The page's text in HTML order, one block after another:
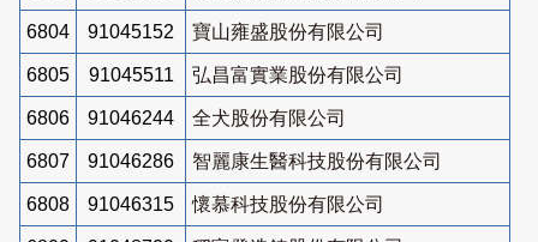
6804 91045152 寶山雍盛股份有限公司
6805 91045511 弘昌富實業股份有限公司
6806 91046244 全犬股份有限公司
6807 91046286 智麗康生醫科技股份有限公司
6808 91046315 懷慕科技股份有限公司